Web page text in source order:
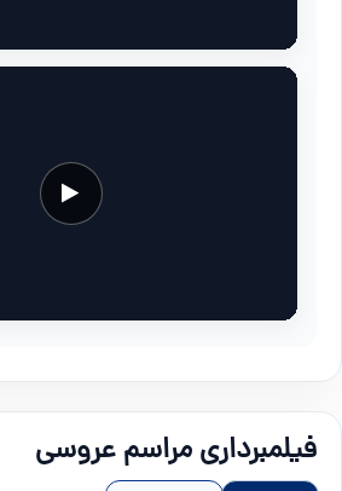
فیلمبرداری مراسم عروسی